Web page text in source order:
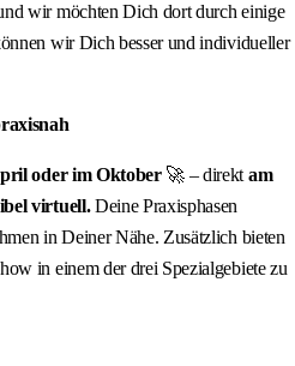
wir möchten Dich dort durch einige
wir Dich besser und individueller
oder im Oktober 🚀 – direkt am
virtuell.Deine Praxisphasen
in Deiner Nähe. Zusätzlich bieten
in einem der drei Spezialgebiete zu